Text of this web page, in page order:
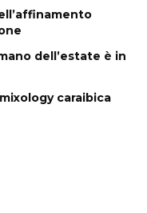
dell’estate è in
caraibica